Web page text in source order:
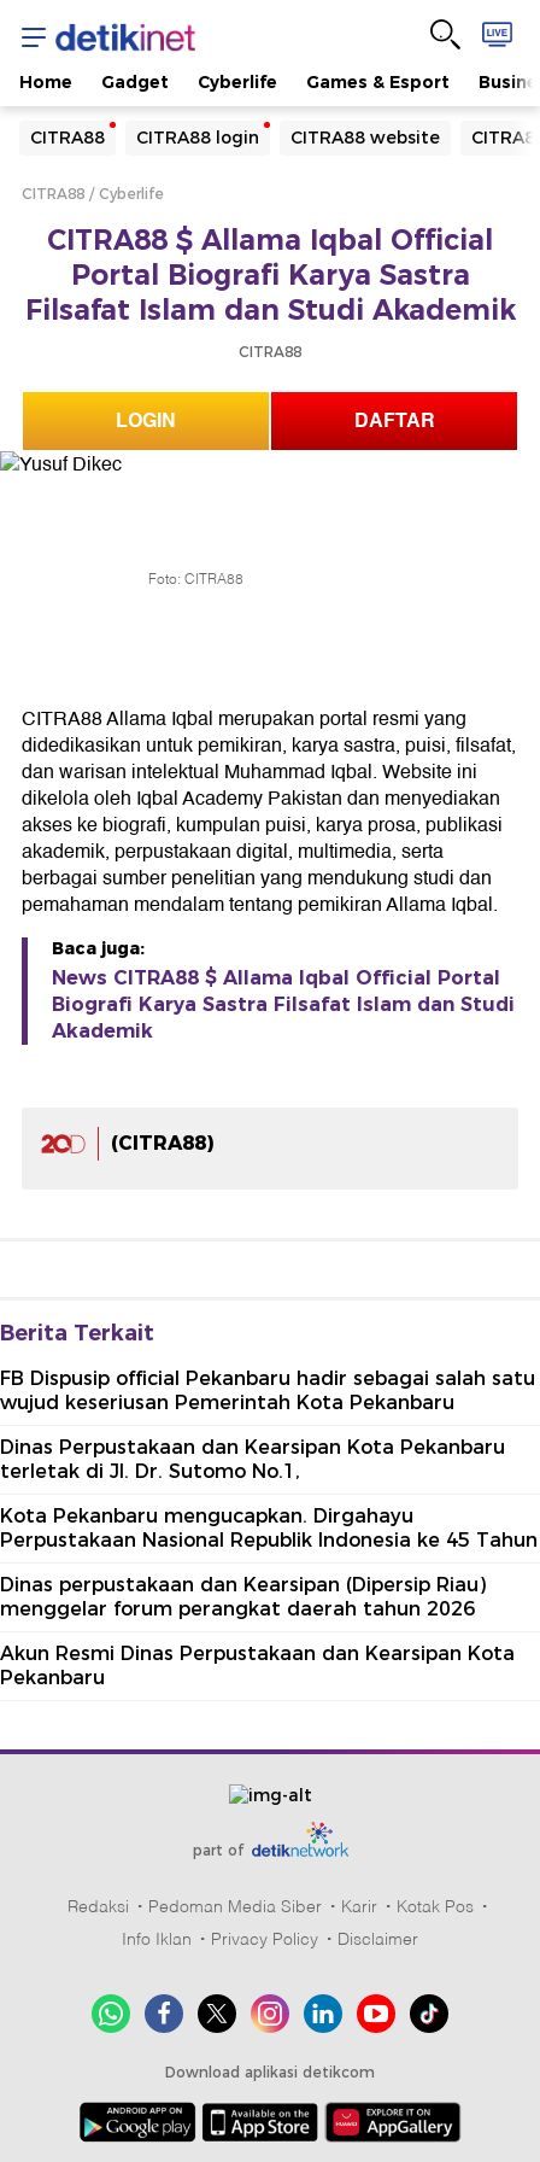
Home Gadget Cyberlife Games & Esport
CITRA88 CITRA88 login CITRA88 website
Yang sedang ramai dicari
Loading...
Loading...
CITRA88 Cyberlife
CITRA88 $ Allama Iqbal Official
Portal Biografi Karya Sastra
Filsafat Islam dan Studi Akademik
CITRA88
LOGIN DAFTAR
Foto: CITRA88
CITRA88 Allama Iqbal merupakan portal resmi yang
didedikasikan untuk pemikiran, karya sastra, puisi, filsafat,
dan warisan intelektual Muhammad Iqbal. Website ini
dikelola oleh Iqbal Academy Pakistan dan menyediakan
akses ke biografi, kumpulan puisi, karya prosa, publikasi
akademik, perpustakaan digital, multimedia, serta
berbagai sumber penelitian yang mendukung studi dan
pemahaman mendalam tentang pemikiran Allama Iqbal.
Baca juga:
News CITRA88 $ Allama Iqbal Official Portal
Biografi Karya Sastra Filsafat Islam dan Studi
Akademik
(CITRA88)
Berita Terkait
FB Dispusip official Pekanbaru hadir sebagai salah satu
wujud keseriusan Pemerintah Kota Pekanbaru
Dinas Perpustakaan dan Kearsipan Kota Pekanbaru
terletak di Jl. Dr. Sutomo No.1,
Kota Pekanbaru mengucapkan. Dirgahayu
Perpustakaan Nasional Republik Indonesia ke 45 Tahun
Dinas perpustakaan dan Kearsipan (Dipersip Riau)
menggelar forum perangkat daerah tahun 2026
Akun Resmi Dinas Perpustakaan dan Kearsipan Kota
Pekanbaru
part of
Redaksi Pedoman Media Siber Karir
Kotak Pos
Info Iklan
Privacy Policy Disclaimer
Download aplikasi detikcom